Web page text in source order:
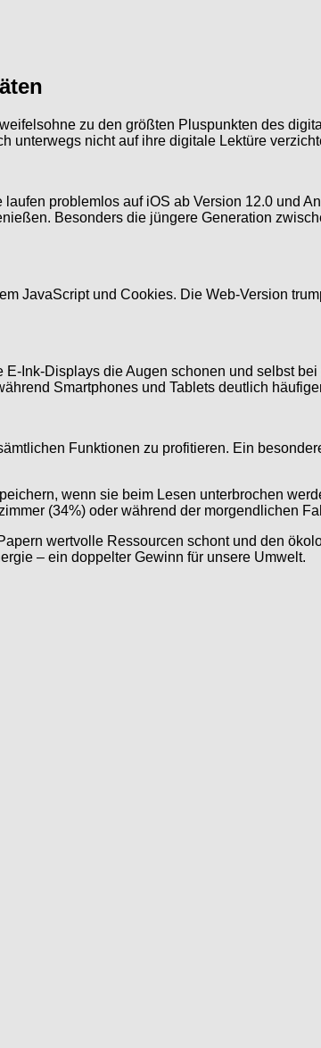
zu den größten Pluspunkten des
unterwegs nicht auf ihre digitale Lektüre
problemlos auf iOS ab Version 12.0 und
Besonders die jüngere Generation
JavaScript und Cookies. Die Web-Version
Ink-Displays die Augen schonen und selbst
Smartphones und Tablets deutlich
Funktionen zu profitieren. Ein
wenn sie beim Lesen unterbrochen
(34%) oder während der morgendlichen
wertvolle Ressourcen schont und den
– ein doppelter Gewinn für unsere Umwelt.